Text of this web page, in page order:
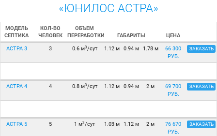
«ЮНИЛОС АСТРА»
МОДЕЛЬ
СЕПТИКА
КОЛ-ВО
ЧЕЛОВЕК
ОБЪЕМ
ПЕРЕРАБОТКИ
ГАБАРИТЫ ЦЕНА
АСТРА 3 3 0.6 м3/сут 1.12 м 0.94 м 1.78 м
66 300
РУБ.
ЗАКАЗАТЬ
АСТРА 4 4 0.8 м3/сут 1.12 м 0.94 м 2 м
69 700
РУБ.
ЗАКАЗАТЬ
АСТРА 5 5 1 м3/сут 1.03 м 1.12 м 2 м
76 670
РУБ.
ЗАКАЗАТЬ